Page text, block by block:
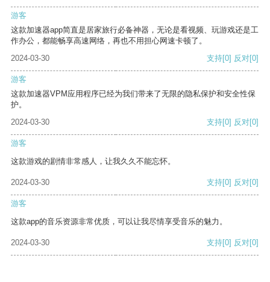
游客
这款加速器app简直是居家旅行必备神器，无论是看视频、玩游戏还是工
作办公，都能畅享高速网络，再也不用担心网速卡顿了。
2024-03-30
支持[0] 反对[0]
游客
这款加速器VPM应用程序已经为我们带来了无限的隐私保护和安全性保
护。
2024-03-30
支持[0] 反对[0]
游客
这款游戏的剧情非常感人，让我久久不能忘怀。
2024-03-30 支持[0] 反对[0]
游客
这款app的音乐资源非常优质，可以让我尽情享受音乐的魅力。
2024-03-30 支持[0] 反对[0]